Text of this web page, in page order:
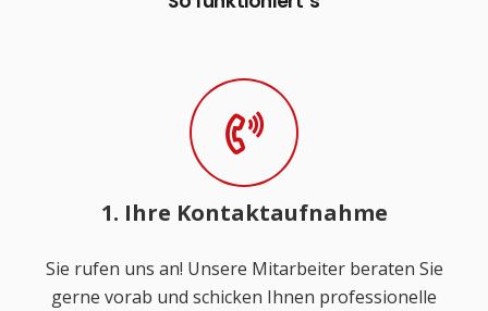
1. Ihre Kontaktaufnahme
Sie rufen uns an! Unsere Mitarbeiter beraten Sie
gerne vorab und schicken Ihnen professionelle